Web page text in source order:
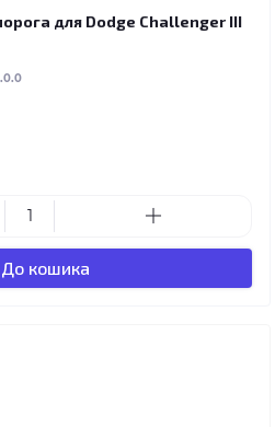
для Dodge Challenger III
До кошика